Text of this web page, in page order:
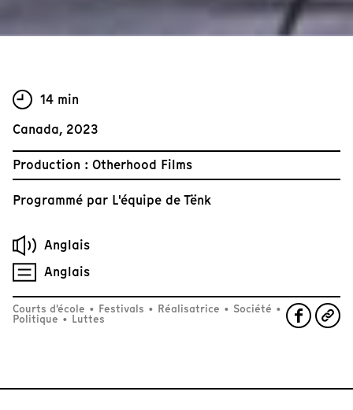
14 min
Canada, 2023
Production : Otherhood Films
Programmé par L'équipe de Tënk
Anglais
Anglais
Courts d'école • Festivals • Réalisatrice • Société •
Politique • Luttes